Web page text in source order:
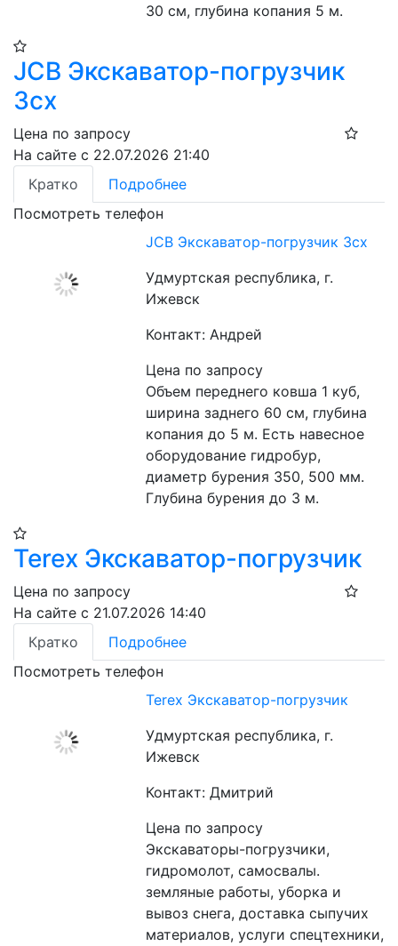
30 см, глубина копания 5 м.
JCB Экскаватор-погрузчик
3cx
Цена по запросу
На сайте с 22.07.2026 21:40
Кратко
Подробнее
Посмотреть телефон
JCB Экскаватор-погрузчик 3cx
Удмуртская республика, г.
Ижевск
Контакт: Андрей
Цена по запросу
Объем переднего ковша 1 куб,
ширина заднего 60 см, глубина
копания до 5 м. Есть навесное
оборудование гидробур,
диаметр бурения 350, 500 мм.
Глубина бурения до 3 м.
Terex Экскаватор-погрузчик
Цена по запросу
На сайте с 21.07.2026 14:40
Кратко
Подробнее
Посмотреть телефон
Terex Экскаватор-погрузчик
Удмуртская республика, г.
Ижевск
Контакт: Дмитрий
Цена по запросу
Экскаваторы-погрузчики,
гидромолот, самосвалы.
земляные работы, уборка и
вывоз снега, доставка сыпучих
материалов, услуги спецтехники,